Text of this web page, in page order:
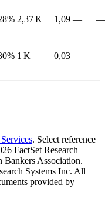
2,37 K 1,09 — —
1 K 0,03 — —
. Select reference
FactSet Research
Association.
Systems Inc. All
provided by